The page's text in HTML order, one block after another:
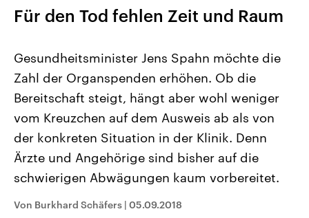
Landtagswahl Sachsen-Anhalt
2026
Alle Informationen
Sachsen-Anhalt wählt am 6.
September 2026 einen neuen
Landtag. Seit 2021 wird das
Bundesland von einer Koalition aus
Umfragen, Prognosen,
Wahlprogramme, aktuelle Berichte
USA
Aktuelle Beiträge,
Hintergründe
Wirtschaftlich und
gehören die Vereinigten
mit großem Einfluss auf
Für den Tod fehlen Zeit und Raum
Gesundheitsminister Jens Spahn möchte die
Zahl der Organspenden erhöhen. Ob die
Bereitschaft steigt, hängt aber wohl weniger
vom Kreuzchen auf dem Ausweis ab als von
der konkreten Situation in der Klinik. Denn
Ärzte und Angehörige sind bisher auf die
schwierigen Abwägungen kaum vorbereitet.
Von Burkhard Schäfers | 05.09.2018